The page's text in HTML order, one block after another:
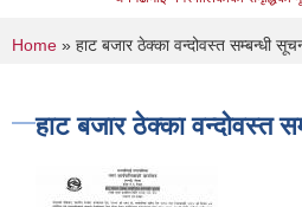
You are here
Home » हाट बजार ठेक्का वन्दोवस्त सम्बन्धी
हाट बजार ठेक्का वन्दोवस्त